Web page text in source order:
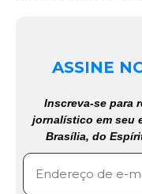
ASSINE
Inscreva-se para
jornalístico em seu
Brasília, do